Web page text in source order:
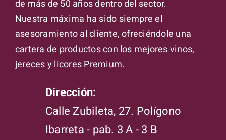
de más de 50 años dentro del sector.
Nuestra máxima ha sido siempre el
asesoramiento al cliente, ofreciéndole una
cartera de productos con los mejores vinos,
jereces y licores Premium.
Dirección:
Calle Zubileta, 27. Polígono
Ibarreta - pab. 3 A - 3 B